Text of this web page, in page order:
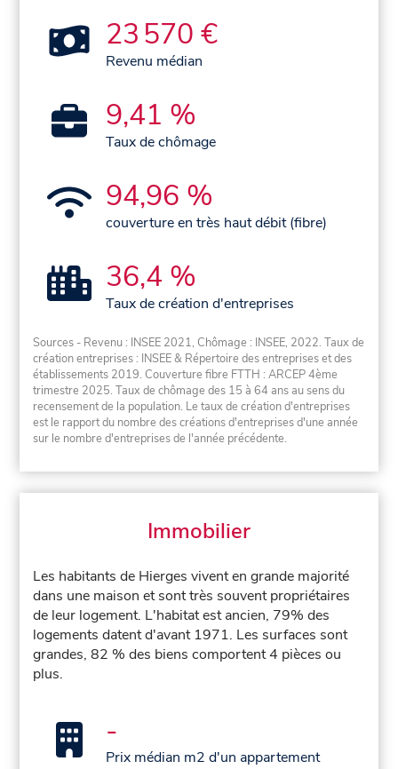
23 570 €
Revenu médian
9,41 %
Taux de chômage
94,96 %
couverture en très haut débit (fibre)
36,4 %
Taux de création d'entreprises
Sources - Revenu : INSEE 2021, Chômage : INSEE, 2022. Taux de
création entreprises : INSEE & Répertoire des entreprises et des
établissements 2019. Couverture fibre FTTH : ARCEP 4ème
trimestre 2025. Taux de chômage des 15 à 64 ans au sens du
recensement de la population. Le taux de création d'entreprises
est le rapport du nombre des créations d'entreprises d'une année
sur le nombre d'entreprises de l'année précédente.
Immobilier
Les habitants de Hierges vivent en grande majorité
dans une maison et sont très souvent propriétaires
de leur logement. L'habitat est ancien, 79% des
logements datent d'avant 1971. Les surfaces sont
grandes, 82 % des biens comportent 4 pièces ou
plus.
-
Prix médian m2 d'un appartement